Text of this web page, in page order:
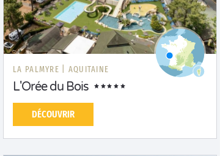
LA PALMYRE | AQUITAINE
L'Orée du Bois
DÉCOUVRIR